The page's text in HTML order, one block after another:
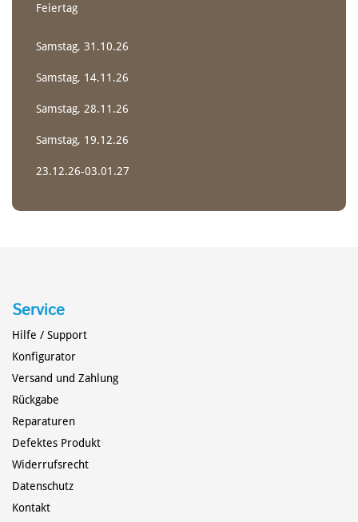
POLO-KAJAK
BENUTZERHANDBUCH
TECHNIK
Feiertag
Samstag, 31.10.26
Samstag, 14.11.26
Samstag, 28.11.26
Samstag, 19.12.26
23.12.26-03.01.27
Service
Hilfe / Support
Konfigurator
Versand und Zahlung
Rückgabe
Reparaturen
Defektes Produkt
Widerrufsrecht
Datenschutz
Kontakt